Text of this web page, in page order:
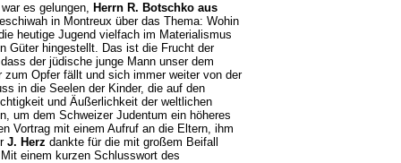
es gelungen, Herrn R. Botschko aus
in Montreux über das Thema: Wohin
heutige Jugend vielfach im Materialismus
Güter hingestellt. Das ist die Frucht der
der jüdische junge Mann unser dem
Opfer fällt und sich immer weiter von der
in die Seelen der Kinder, die auf den
und Äußerlichkeit der weltlichen
um dem Schweizer Judentum ein höheres
Vortrag mit einem Aufruf an die Eltern, ihm
J. Herz dankte für die mit großem Beifall
einem kurzen Schlusswort des